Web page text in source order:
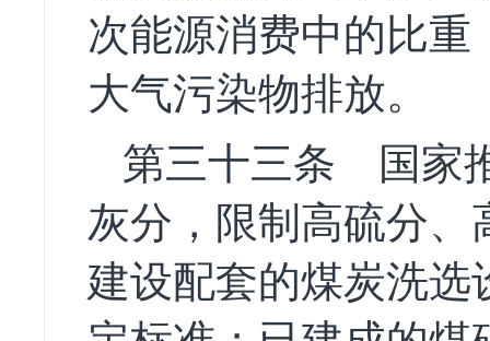
次能源消费中的比
大气污染物排放。
第三十三条 国家
灰分，限制高硫分
建设配套的煤炭洗